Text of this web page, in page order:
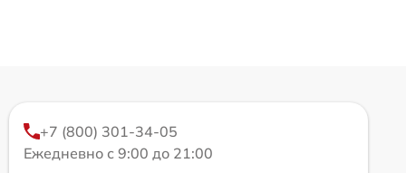
+7 (800) 301-34-05
Ежедневно с 9:00 до 21:00